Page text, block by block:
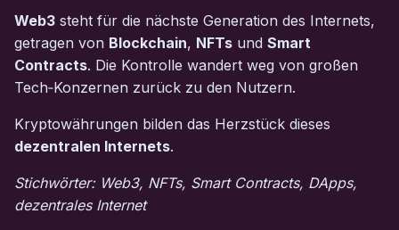
Web3 steht für die nächste Generation des Internets,
getragen von Blockchain, NFTs undSmart
Contracts. Die Kontrolle wandert weg von großen
Tech‑Konzernen zurück zu den Nutzern.
Kryptowährungen bilden das Herzstück dieses
dezentralen Internets.
Stichwörter: Web3, NFTs, Smart Contracts, DApps,
dezentrales Internet